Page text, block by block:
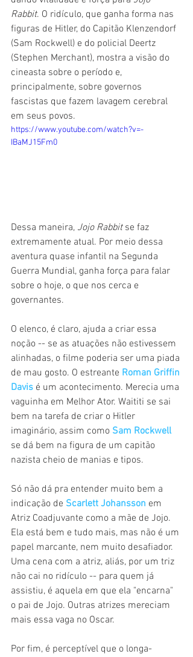
Rabbit. O ridículo, que ganha forma nas
figuras de Hitler, do Capitão Klenzendorf
(Sam Rockwell) e do policial Deertz
(Stephen Merchant), mostra a visão do
cineasta sobre o período e,
principalmente, sobre governos
fascistas que fazem lavagem cerebral
em seus povos.
https://www.youtube.com/watch?v=-
IBaMJ15Fm0
Dessa maneira, Jojo Rabbit se faz
extremamente atual. Por meio dessa
aventura quase infantil na Segunda
Guerra Mundial, ganha força para falar
sobre o hoje, o que nos cerca e
governantes.
O elenco, é claro, ajuda a criar essa
noção -- se as atuações não estivessem
alinhadas, o filme poderia ser uma piada
de mau gosto. O estreante Roman Griffin
Davis é um acontecimento. Merecia uma
vaguinha em Melhor Ator. Waititi se sai
bem na tarefa de criar o Hitler
imaginário, assim como Sam Rockwell
se dá bem na figura de um capitão
nazista cheio de manias e tipos.
Só não dá pra entender muito bem a
indicação de Scarlett Johansson em
Atriz Coadjuvante como a mãe de Jojo.
Ela está bem e tudo mais, mas não é um
papel marcante, nem muito desafiador.
Uma cena com a atriz, aliás, por um triz
não cai no ridículo -- para quem já
assistiu, é aquela em que ela "encarna"
o pai de Jojo. Outras atrizes mereciam
mais essa vaga no Oscar.
Por fim, é perceptível que o longa-